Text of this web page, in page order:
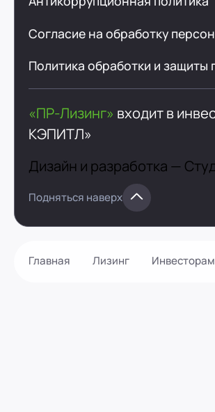
Главная Лизинг Инвесторам
Согласие на обработку
Политика обработки и
«ПР-Лизинг» входит в
КЭПИТЛ»
Дизайн и разработка —
Подняться наверх